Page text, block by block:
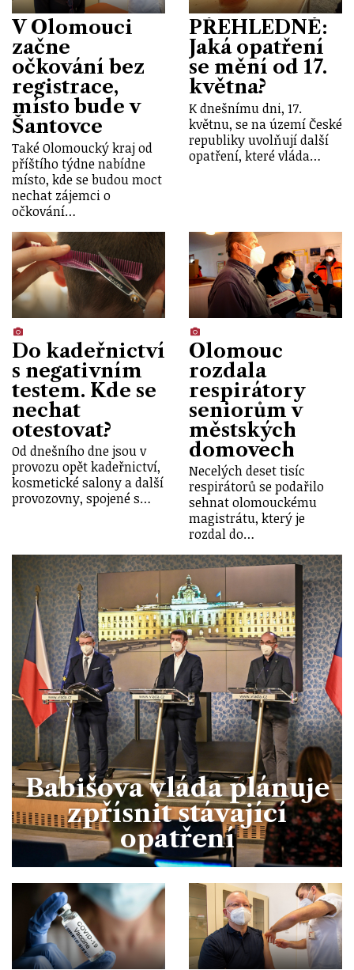
V Olomouci
začne
očkování bez
registrace,
místo bude v
Šantovce
Také Olomoucký kraj od
příštího týdne nabídne
místo, kde se budou moct
nechat zájemci o
očkování…
PŘEHLEDNĚ:
Jaká opatření
se mění od 17.
května?
K dnešnímu dni, 17.
květnu, se na území České
republiky uvolňují další
opatření, které vláda…
Do kadeřnictví
s negativním
testem. Kde se
nechat
otestovat?
Od dnešního dne jsou v
provozu opět kadeřnictví,
kosmetické salony a další
provozovny, spojené s…
Olomouc
rozdala
respirátory
seniorům v
městských
domovech
Necelých deset tisíc
respirátorů se podařilo
sehnat olomouckému
magistrátu, který je
rozdal do…
Babišova vláda plánuje
zpřísnit stávající
opatření